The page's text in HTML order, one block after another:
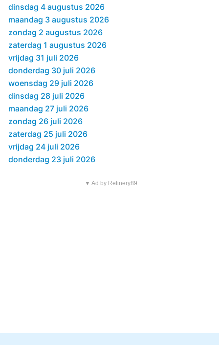
dinsdag 4 augustus 2026
maandag 3 augustus 2026
zondag 2 augustus 2026
zaterdag 1 augustus 2026
vrijdag 31 juli 2026
donderdag 30 juli 2026
woensdag 29 juli 2026
dinsdag 28 juli 2026
maandag 27 juli 2026
zondag 26 juli 2026
zaterdag 25 juli 2026
vrijdag 24 juli 2026
donderdag 23 juli 2026
▼ Ad by Refinery89